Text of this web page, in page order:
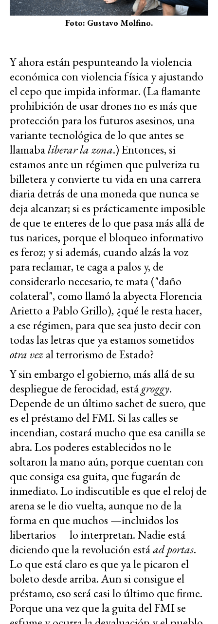
Foto: Gustavo Molfino.
Y ahora están pespunteando la violencia
económica con violencia física y ajustando
el cepo que impida informar. (La flamante
prohibición de usar drones no es más que
protección para los futuros asesinos, una
variante tecnológica de lo que antes se
llamabaliberar la zona.) Entonces, si
estamos ante un régimen que pulveriza tu
billetera y convierte tu vida en una carrera
diaria detrás de una moneda que nunca se
deja alcanzar; si es prácticamente imposible
de que te enteres de lo que pasa más allá de
tus narices, porque el bloqueo informativo
es feroz; y si además, cuando alzás la voz
para reclamar, te caga a palos y, de
considerarlo necesario, te mata ("daño
colateral", como llamó la abyecta Florencia
Arietto a Pablo Grillo), ¿qué le resta hacer,
a ese régimen, para que sea justo decir con
todas las letras que ya estamos sometidos
otra vezal terrorismo de Estado?
Y sin embargo el gobierno, más allá de su
despliegue de ferocidad, estágroggy.
Depende de un último sachet de suero, que
es el préstamo del FMI. Si las calles se
incendian, costará mucho que esa canilla se
abra. Los poderes establecidos no le
soltaron la mano aún, porque cuentan con
que consiga esa guita, que fugarán de
inmediato. Lo indiscutible es que el reloj de
arena se le dio vuelta, aunque no de la
forma en que muchos —incluidos los
libertarios— lo interpretan. Nadie está
diciendo que la revolución estáad portas.
Lo que está claro es que ya le picaron el
boleto desde arriba. Aun si consigue el
préstamo, eso será casi lo último que firme.
Porque una vez que la guita del FMI se